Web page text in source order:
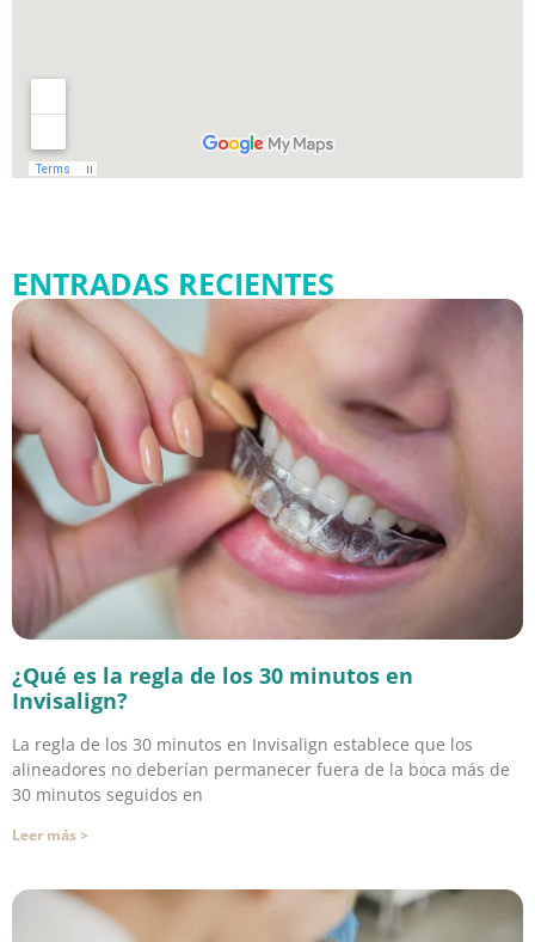
ENTRADAS RECIENTES
¿Qué es la regla de los 30 minutos en
Invisalign?
La regla de los 30 minutos en Invisalign establece que los
alineadores no deberían permanecer fuera de la boca más de
30 minutos seguidos en
Leer más >